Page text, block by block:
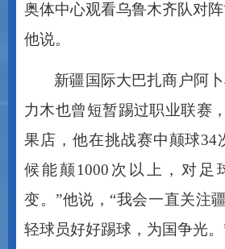
奥体中心观看乌鲁木齐队对阵
他说。
新疆国际大巴扎商户阿
力木也曾短暂踢过职业联赛
果店，他在挑战赛中颠球34
候能颠1000 次以上，对足
变。”他说， “我会一直关注
轻球员好好踢球，为国争光。